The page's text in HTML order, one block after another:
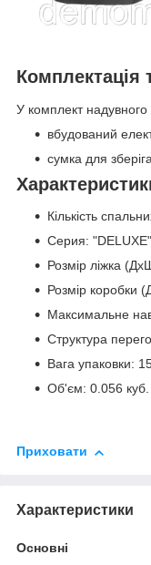
Комплектація
У комплект
вбудований
сумка для
Кількість
Серия:
Розмір ліжка
Розмір коробки
Максимальне
Структура
Вага упаковки:
Об'єм: 0.056
Приховати
Характеристики
Основні